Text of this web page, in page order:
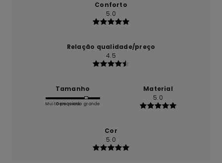
Conforto
5.0
Relação qualidade/preço
4.5
Tamanho
Muito pequeno
Demasiado grande
Material
5.0
Cor
5.0